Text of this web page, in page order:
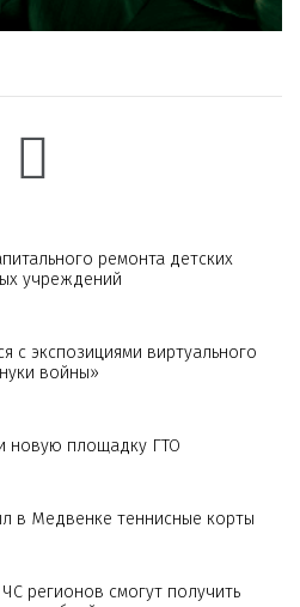
ремонта детских
учреждений
с экспозициями виртуального
войны»
новую площадку ГТО
в Медвенке теннисные корты
регионов смогут получить